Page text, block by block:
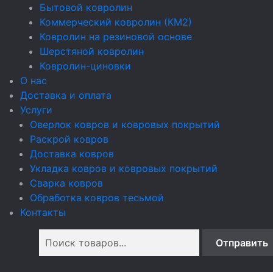
Бытовой ковролин
Коммерческий ковролин (КМ2)
Ковролин на резиновой основе
Шерстяной ковролин
Ковролин-циновки
О нас
Доставка и оплата
Услуги
Оверлок ковров и ковровых покрытий
Раскрой ковров
Доставка ковров
Укладка ковров и ковровых покрытий
Сварка ковров
Обработка ковров тесьмой
Контакты